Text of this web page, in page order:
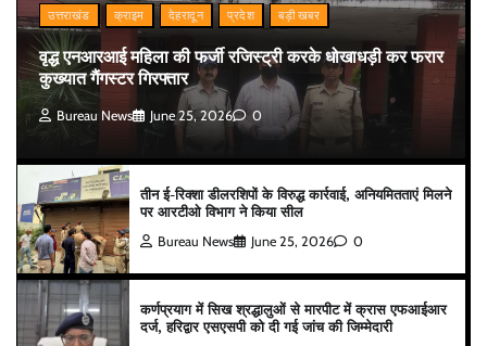
उत्तराखंड क्राइम देहरादून प्रदेश बड़ी खबर
वृद्ध एनआरआई महिला की फर्जी रजिस्ट्री करके धोखाधड़ी कर फरार
कुख्यात गैंगस्टर गिरफ्तार
Bureau News June 25, 2026 0
तीन ई-रिक्शा डीलरशिपों के विरुद्ध कार्रवाई, अनियमितताएं मिलने
पर आरटीओ विभाग ने किया सील
Bureau News June 25, 2026 0
कर्णप्रयाग में सिख श्रद्धालुओं से मारपीट में क्रास एफआईआर
दर्ज, हरिद्वार एसएसपी को दी गई जांच की जिम्मेदारी